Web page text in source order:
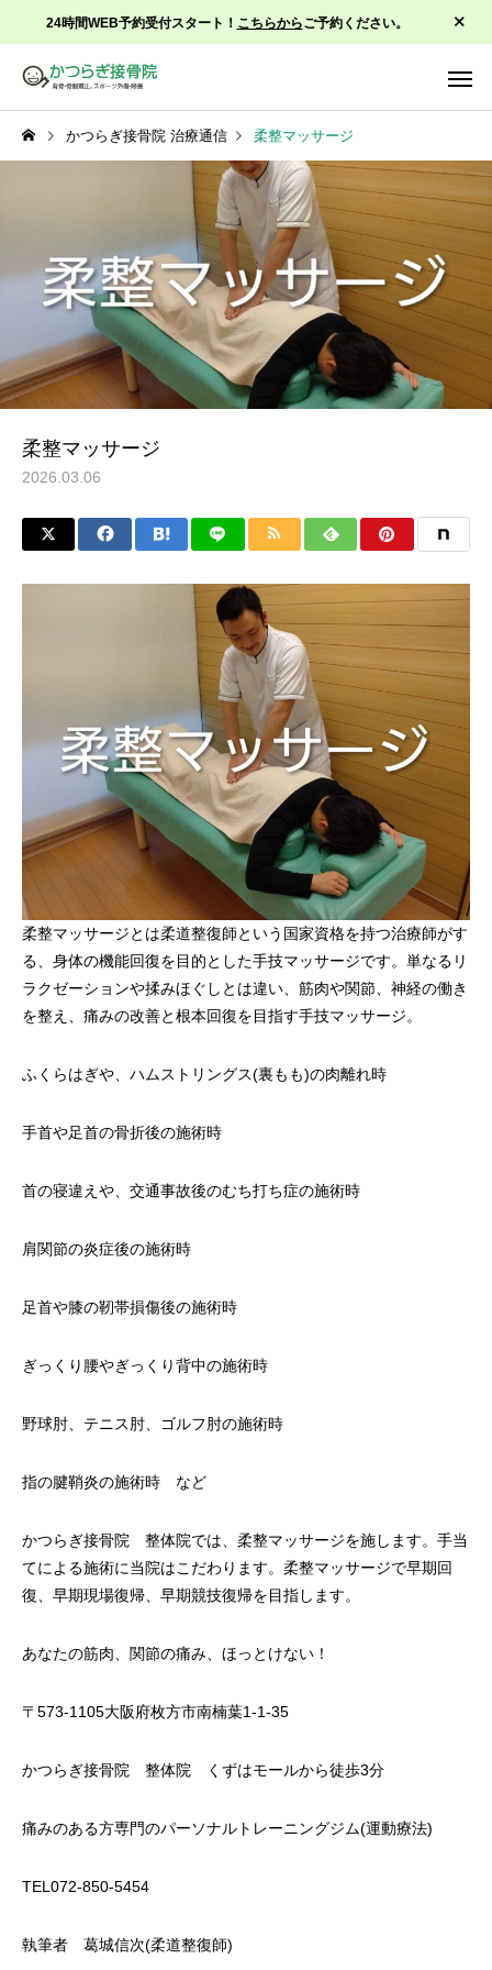
24時間WEB予約受付スタート！ こちらからご予約ください。
背骨骨盤矯正 スポーツ
かつらぎ接骨院 治療通信 柔整マッサージ
柔整マッサージ
2026.03.06
柔整マッサージとは柔道整復師という国家資格を持つ治療師がす
る、身体の機能回復を目的とした手技マッサージです。単なるリ
ラクゼーションや揉みほぐしとは違い、筋肉や関節、神経の働き
を整え、痛みの改善と根本回復を目指す手技マッサージ。
ふくらはぎや、ハムストリングス(裏もも)の肉離れ時
手首や足首の骨折後の施術時
首の寝違えや、交通事故後のむち打ち症の施術時
肩関節の炎症後の施術時
足首や膝の靭帯損傷後の施術時
ぎっくり腰やぎっくり背中の施術時
野球肘、テニス肘、ゴルフ肘の施術時
指の腱鞘炎の施術時 など
かつらぎ接骨院 整体院では、柔整マッサージを施します。手当
てによる施術に当院はこだわります。柔整マッサージで早期回
復、早期現場復帰、早期競技復帰を目指します。
あなたの筋肉、関節の痛み、ほっとけない！
〒573-1105大阪府枚方市南楠葉1-1-35
かつらぎ接骨院 整体院 くずはモールから徒歩3分
痛みのある方専門のパーソナルトレーニングジム(運動療法)
TEL072-850-5454
執筆者 葛城信次(柔道整復師)